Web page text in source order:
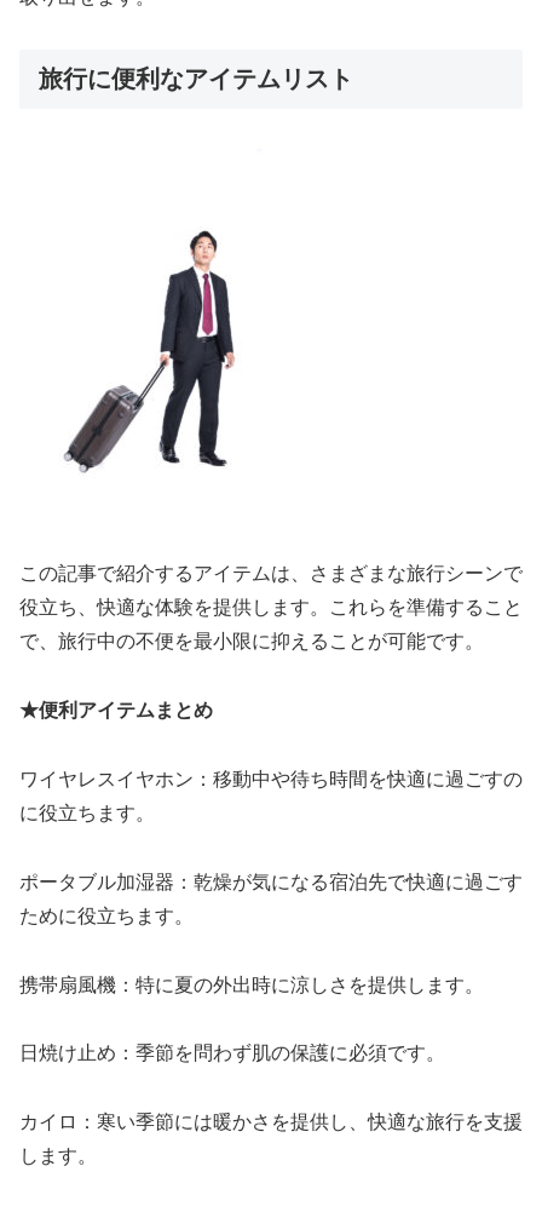
旅行に便利なアイテムリスト
この記事で紹介するアイテムは、さまざまな旅行シーンで
役立ち、快適な体験を提供します。これらを準備すること
で、旅行中の不便を最小限に抑えることが可能です。
★便利アイテムまとめ
ワイヤレスイヤホン：移動中や待ち時間を快適に過ごすの
に役立ちます。
ポータブル加湿器：乾燥が気になる宿泊先で快適に過ごす
ために役立ちます。
携帯扇風機：特に夏の外出時に涼しさを提供します。
日焼け止め：季節を問わず肌の保護に必須です。
カイロ：寒い季節には暖かさを提供し、快適な旅行を支援
します。